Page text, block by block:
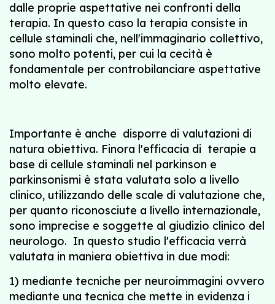
dalle proprie aspettative nei confronti della
terapia. In questo caso la terapia consiste in
cellule staminali che, nell'immaginario collettivo,
sono molto potenti, per cui la cecità è
fondamentale per controbilanciare aspettative
molto elevate.
Importante è anche disporre di valutazioni di
natura obiettiva. Finora l'efficacia di terapie a
base di cellule staminali nel parkinson e
parkinsonismi è stata valutata solo a livello
clinico, utilizzando delle scale di valutazione che,
per quanto riconosciute a livello internazionale,
sono imprecise e soggette al giudizio clinico del
neurologo. In questo studio l'efficacia verrà
valutata in maniera obiettiva in due modi:
1) mediante tecniche per neuroimmagini ovvero
mediante una tecnica che mette in evidenza i